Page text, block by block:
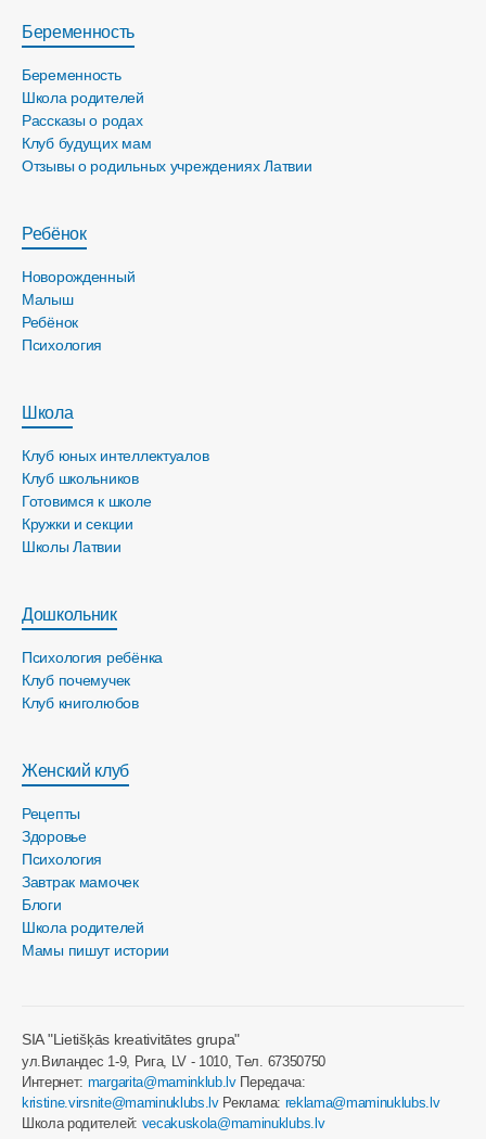
Беременность
Беременность
Школа родителей
Рассказы о родах
Клуб будущих мам
Отзывы о родильных учреждениях Латвии
Ребёнок
Новорожденный
Малыш
Ребёнок
Психология
Школа
Клуб юных интеллектуалов
Клуб школьников
Готовимся к школе
Кружки и секции
Школы Латвии
Дошкольник
Психология ребёнка
Клуб почемучек
Клуб книголюбов
Женский клуб
Рецепты
Здоровье
Психология
Завтрак мамочек
Блоги
Школа родителей
Мамы пишут истории
SIA "Lietišķās kreativitātes grupa"
ул.Виландес 1-9, Рига, LV - 1010, Tел. 67350750
Интернет: margarita@maminklub.lvПередача:
kristine.virsnite@maminuklubs.lvРеклама: reklama@maminuklubs.lv
Школа родителей: vecakuskola@maminuklubs.lv